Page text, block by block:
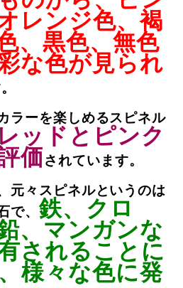
レンジ色、褐
、黒色、無色
な色が見られ
ラーを楽しめるスピネル
レッドとピンク
価されています。
元々スピネルというのは
で、 鉄、クロ
、マンガンな
されることに
様々な色に発